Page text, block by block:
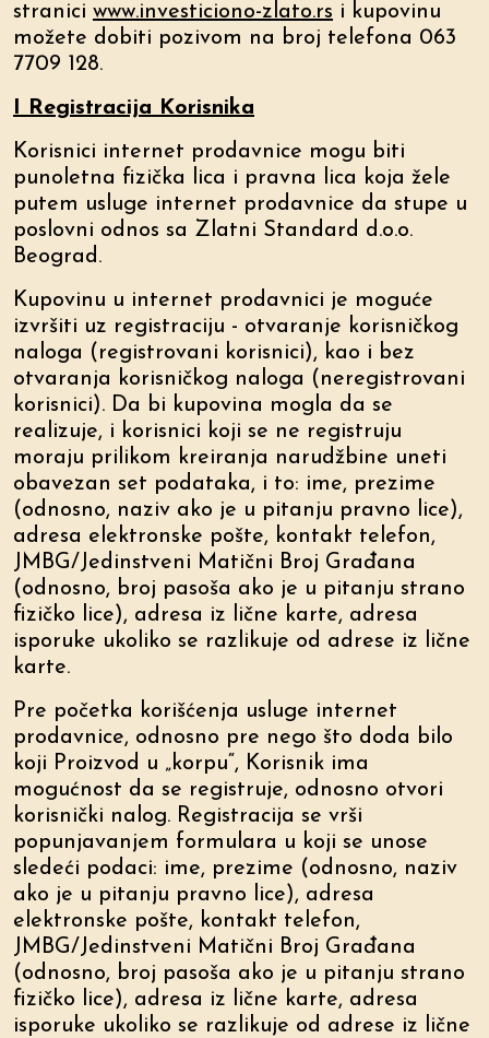
stranici www.investiciono-zlato.rs i kupovinu
možete dobiti pozivom na broj telefona 063
7709 128.
I Registracija Korisnika
Korisnici internet prodavnice mogu biti
punoletna fizička lica i pravna lica koja žele
putem usluge internet prodavnice da stupe u
poslovni odnos sa Zlatni Standard d.o.o.
Beograd.
Kupovinu u internet prodavnici je moguće
izvršiti uz registraciju - otvaranje korisničkog
naloga (registrovani korisnici), kao i bez
otvaranja korisničkog naloga (neregistrovani
korisnici). Da bi kupovina mogla da se
realizuje, i korisnici koji se ne registruju
moraju prilikom kreiranja narudžbine uneti
obavezan set podataka, i to: ime, prezime
(odnosno, naziv ako je u pitanju pravno lice),
adresa elektronske pošte, kontakt telefon,
JMBG/Jedinstveni Matični Broj Građana
(odnosno, broj pasoša ako je u pitanju strano
fizičko lice), adresa iz lične karte, adresa
isporuke ukoliko se razlikuje od adrese iz lične
karte.
Pre početka korišćenja usluge internet
prodavnice, odnosno pre nego što doda bilo
koji Proizvod u „korpu“, Korisnik ima
mogućnost da se registruje, odnosno otvori
korisnički nalog. Registracija se vrši
popunjavanjem formulara u koji se unose
sledeći podaci: ime, prezime (odnosno, naziv
ako je u pitanju pravno lice), adresa
elektronske pošte, kontakt telefon,
JMBG/Jedinstveni Matični Broj Građana
(odnosno, broj pasoša ako je u pitanju strano
fizičko lice), adresa iz lične karte, adresa
isporuke ukoliko se razlikuje od adrese iz lične